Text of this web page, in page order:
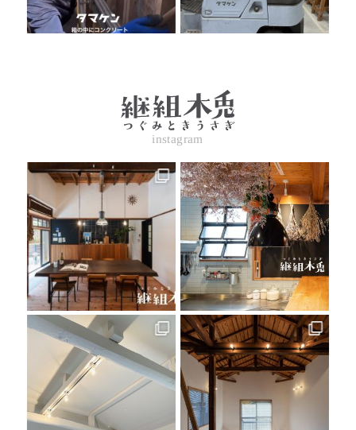
instagram